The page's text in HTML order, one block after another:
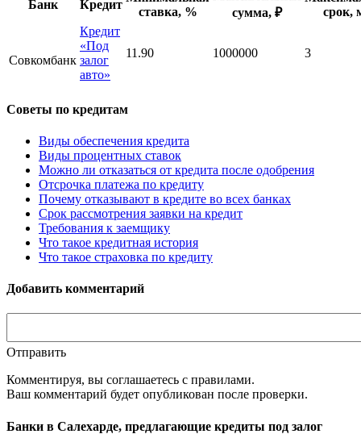
Банк Кредит
ставка, %
сумма, ₽
срок,
Совкомбанк
Кредит
«Под
залог
авто»
11.90 1000000 3
Советы по кредитам
Виды обеспечения кредита
Виды процентных ставок
Можно ли отказаться от кредита после одобрения
Отсрочка платежа по кредиту
Почему отказывают в кредите во всех банках
Срок рассмотрения заявки на кредит
Требования к заемщику
Что такое кредитная история
Что такое страховка по кредиту
Добавить комментарий
Отправить
Комментируя, вы соглашаетесь c правилами.
Ваш комментарий будет опубликован после проверки.
Банки в Салехарде, предлагающие кредиты под залог